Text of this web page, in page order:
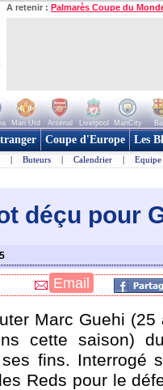
A retenir : Palmarès Coupe du
Man Utd Arsenal Liverpool ManCity
Coupe d'Europe Les
| Buteurs | Calendrier | Equipe
déçu pour
Email
Marc Guehi (25
cette saison)
fins. Interrogé
Reds pour le